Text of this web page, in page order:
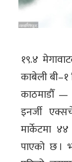
१९.४
काबेली बी–१
काठमाडौँ —
इनर्जी
मार्केटमा
पाएको छ ।